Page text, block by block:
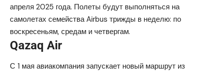
апреля 2025 года. Полеты будут выполняться на
самолетах семейства Airbus трижды в неделю: по
воскресеньям, средам и четвергам.
Qazaq Air
С 1 мая авиакомпания запускает новый маршрут из